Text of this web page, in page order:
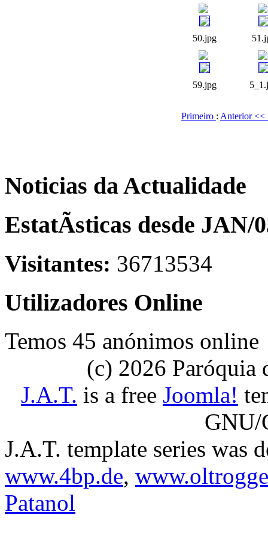
50.jpg
59.jpg
Primeiro : Anterior <<
Noticias da Actualidade
EstatÃ­sticas desde JAN/
Visitantes: 36713534
Utilizadores Online
Temos 45 anónimos online
(c) 2026 Paróquia
J.A.T. is a free Joomla!
GNU/
J.A.T. template series was
www.4bp.de,
Patanol